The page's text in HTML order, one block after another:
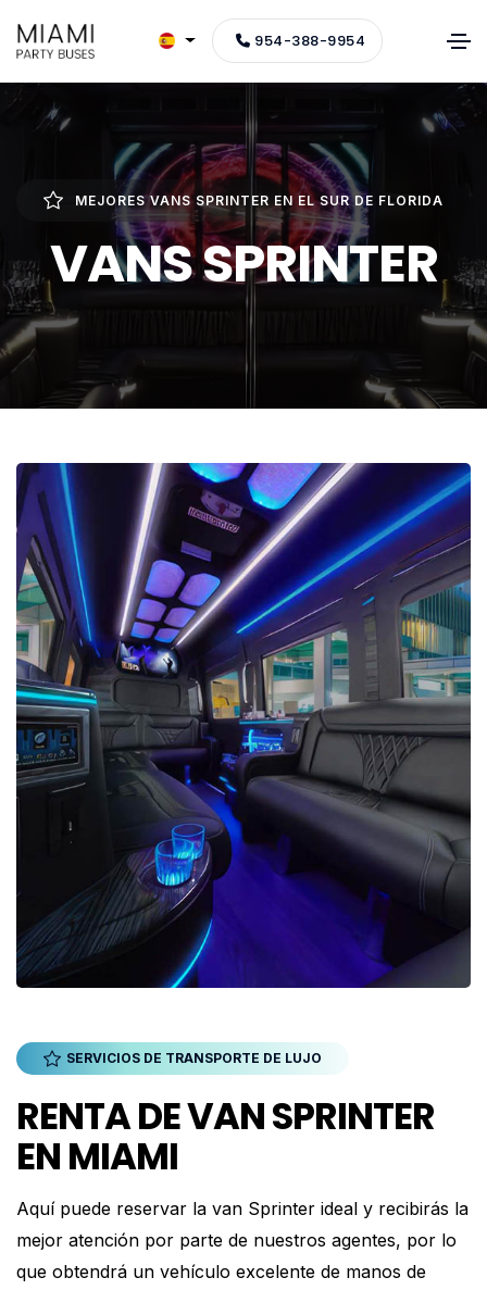
954-388-9954
MEJORES VANS SPRINTER EN EL SUR DE FLORIDA
VANS SPRINTER
SERVICIOS DE TRANSPORTE DE LUJO
RENTA DE VAN SPRINTER
EN MIAMI
Aquí puede reservar la van Sprinter ideal y recibirás la
mejor atención por parte de nuestros agentes, por lo
que obtendrá un vehículo excelente de manos de